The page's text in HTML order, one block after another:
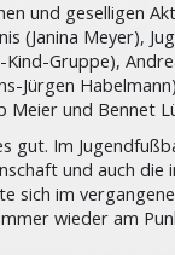
und geselligen
(Janina Meyer),
Gruppe),
Jürgen
Meier und Bennet
gut. Im
und auch
sich im
wieder am